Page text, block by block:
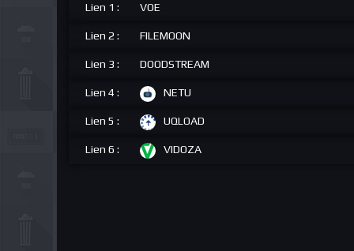
Lien 1 : VOE
Lien 2 : FILEMOON
Lien 3 : DOODSTREAM
Lien 4 : NETU
Lien 5 : UQLOAD
Lien 6 : VIDOZA